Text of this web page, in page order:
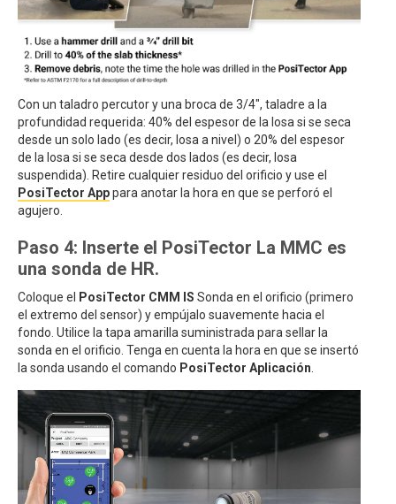
Con un taladro percutor y una broca de 3/4", taladre a la
profundidad requerida: 40% del espesor de la losa si se seca
desde un solo lado (es decir, losa a nivel) o 20% del espesor
de la losa si se seca desde dos lados (es decir, losa
suspendida). Retire cualquier residuo del orificio y use el
PosiTector Apppara anotar la hora en que se perforó el
agujero.
Paso 4: Inserte el PosiTector La MMC es
una sonda de HR.
Coloque el PosiTector CMM IS Sonda en el orificio (primero
el extremo del sensor) y empújalo suavemente hacia el
fondo. Utilice la tapa amarilla suministrada para sellar la
sonda en el orificio. Tenga en cuenta la hora en que se insertó
la sonda usando el comando PosiTector Aplicación